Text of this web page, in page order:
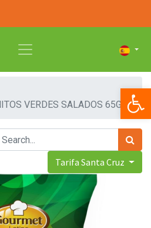
VERDES SALADOS 65G
Tarifa Santa Cruz